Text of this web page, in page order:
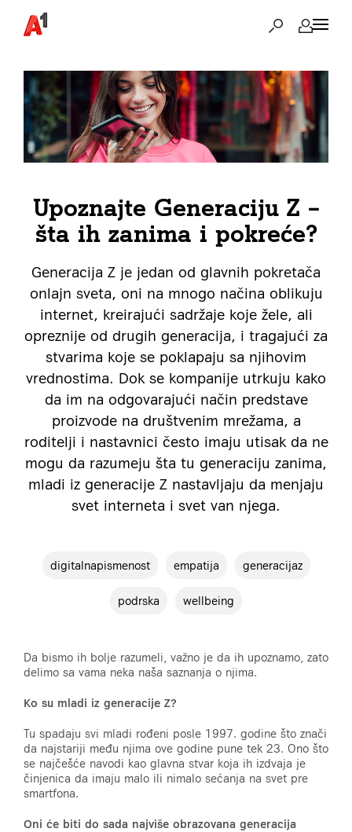
Upoznajte Generaciju Z –
šta ih zanima i pokreće?
Generacija Z je jedan od glavnih pokretača
onlajn sveta, oni na mnogo načina oblikuju
internet, kreirajući sadržaje koje žele, ali
opreznije od drugih generacija, i tragajući za
stvarima koje se poklapaju sa njihovim
vrednostima. Dok se kompanije utrkuju kako
da im na odgovarajući način predstave
proizvode na društvenim mrežama, a
roditelji i nastavnici često imaju utisak da ne
mogu da razumeju šta tu generaciju zanima,
mladi iz generacije Z nastavljaju da menjaju
svet interneta i svet van njega.
digitalnapismenost empatija generacijaz
podrska wellbeing
Da bismo ih bolje razumeli, važno je da ih upoznamo, zato
delimo sa vama neka naša saznanja o njima.
Ko su mladi iz generacije Z?
Tu spadaju svi mladi rođeni posle 1997. godine što znači
da najstariji među njima ove godine pune tek 23. Ono što
se najčešće navodi kao glavna stvar koja ih izdvaja je
činjenica da imaju malo ili nimalo sećanja na svet pre
smartfona.
Oni će biti do sada najviše obrazovana generacija